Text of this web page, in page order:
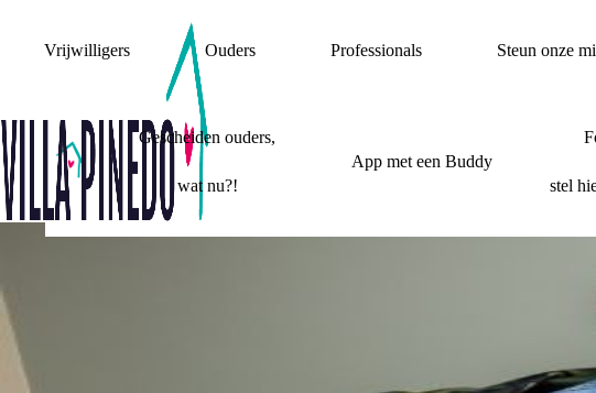
Vrijwilligers Ouders Professionals Steun onze
Gescheiden ouders,
wat nu?!
App met een Buddy
stel